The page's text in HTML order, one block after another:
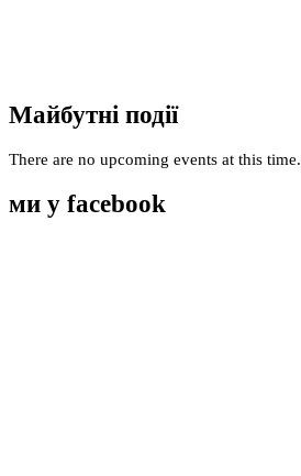
Майбутні події
There are no upcoming events at this time.
ми у facebook